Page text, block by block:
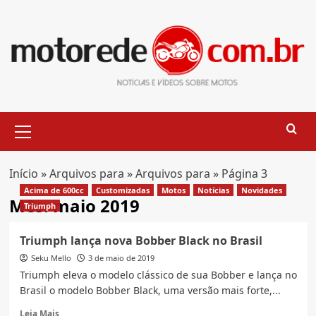
content
Menu
Início »Arquivos para »Arquivos para » Página 3
Mês:maio 2019
Acima de 600cc Customizadas Motos Notícias
Novidades
Triumph
Triumph lança nova Bobber Black no Brasil
Seku Mello 3 de maio de 2019
Triumph eleva o modelo clássico de sua Bobber e lança no
Brasil o modelo Bobber Black, uma versão mais forte,...
Leia MaisRead